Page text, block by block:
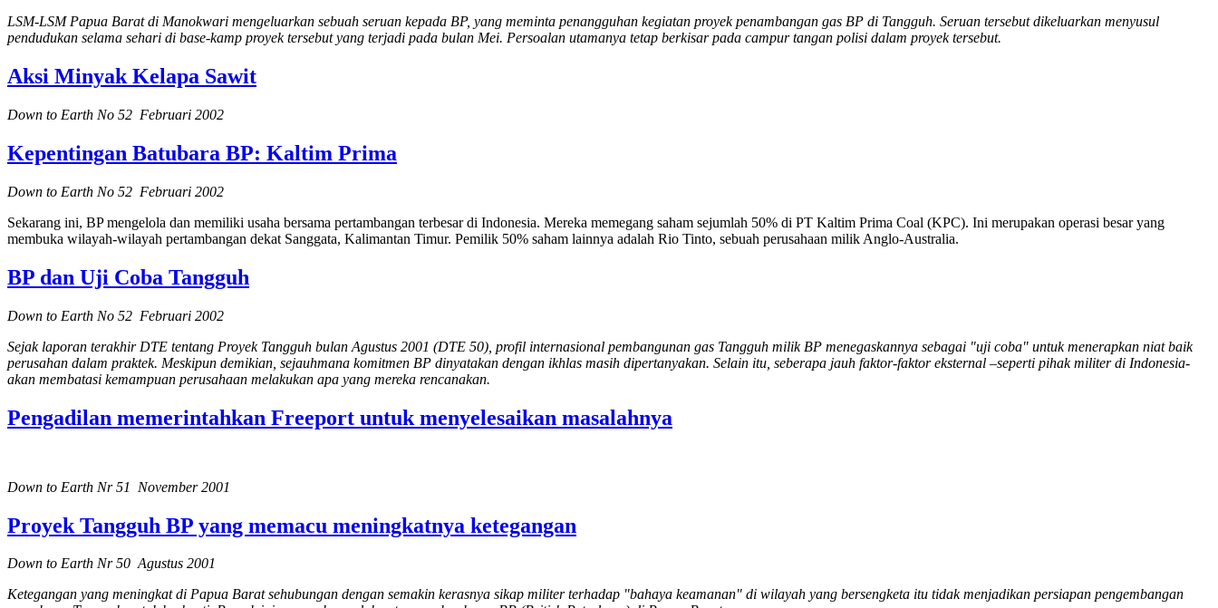
LSM-LSM Papua Barat di Manokwari mengeluarkan sebuah seruan kepada BP, yang meminta penangguhan kegiatan proyek penambangan gas BP di Tangguh. Seruan tersebut dikeluarkan menyusul
pendudukan selama sehari di base-kamp proyek tersebut yang terjadi pada bulan Mei. Persoalan utamanya tetap berkisar pada campur tangan polisi dalam proyek tersebut.
Aksi Minyak Kelapa Sawit
Down to Earth No 52 Februari 2002
Kepentingan Batubara BP: Kaltim Prima
Down to Earth No 52 Februari 2002
Sekarang ini, BP mengelola dan memiliki usaha bersama pertambangan terbesar di Indonesia. Mereka memegang saham sejumlah 50% di PT Kaltim Prima Coal (KPC). Ini merupakan operasi besar yang
membuka wilayah-wilayah pertambangan dekat Sanggata, Kalimantan Timur. Pemilik 50% saham lainnya adalah Rio Tinto, sebuah perusahaan milik Anglo-Australia.
BP dan Uji Coba Tangguh
Down to Earth No 52 Februari 2002
Sejak laporan terakhir DTE tentang Proyek Tangguh bulan Agustus 2001 (DTE 50), profil internasional pembangunan gas Tangguh milik BP menegaskannya sebagai "uji coba" untuk menerapkan niat baik
perusahan dalam praktek. Meskipun demikian, sejauhmana komitmen BP dinyatakan dengan ikhlas masih dipertanyakan. Selain itu, seberapa jauh faktor-faktor eksternal –seperti pihak militer di Indonesia-
akan membatasi kemampuan perusahaan melakukan apa yang mereka rencanakan.
Pengadilan memerintahkan Freeport untuk menyelesaikan masalahnya
Down to Earth Nr 51 November 2001
Proyek Tangguh BP yang memacu meningkatnya ketegangan
Down to Earth Nr 50 Agustus 2001
Ketegangan yang meningkat di Papua Barat sehubungan dengan semakin kerasnya sikap militer terhadap "bahaya keamanan" di wilayah yang bersengketa itu tidak menjadikan persiapan pengembangan